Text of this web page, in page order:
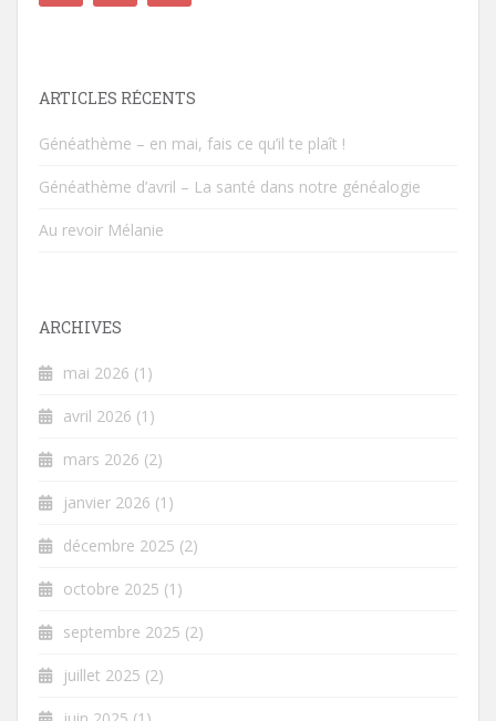
ARTICLES RÉCENTS
Généathème – en mai, fais ce qu’il te plaît !
Généathème d’avril – La santé dans notre généalogie
Au revoir Mélanie
ARCHIVES
mai 2026 (1)
avril 2026 (1)
mars 2026 (2)
janvier 2026 (1)
décembre 2025 (2)
octobre 2025 (1)
septembre 2025 (2)
juillet 2025 (2)